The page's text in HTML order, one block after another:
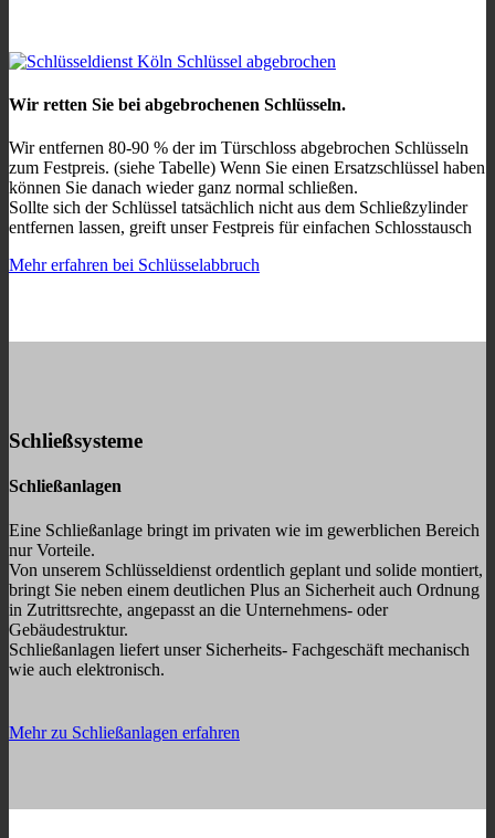
Wir retten Sie bei abgebrochenen Schlüsseln.
Wir entfernen 80-90 % der im Türschloss abgebrochen Schlüsseln
zum Festpreis. (siehe Tabelle) Wenn Sie einen Ersatzschlüssel haben
können Sie danach wieder ganz normal schließen.
Sollte sich der Schlüssel tatsächlich nicht aus dem Schließzylinder
entfernen lassen, greift unser Festpreis für einfachen Schlosstausch
Mehr erfahren bei Schlüsselabbruch
Schließsysteme
Schließanlagen
Eine Schließanlage bringt im privaten wie im gewerblichen Bereich
nur Vorteile.
Von unserem Schlüsseldienst ordentlich geplant und solide montiert,
bringt Sie neben einem deutlichen Plus an Sicherheit auch Ordnung
in Zutrittsrechte, angepasst an die Unternehmens- oder
Gebäudestruktur.
Schließanlagen liefert unser Sicherheits- Fachgeschäft mechanisch
wie auch elektronisch.
Mehr zu Schließanlagen erfahren